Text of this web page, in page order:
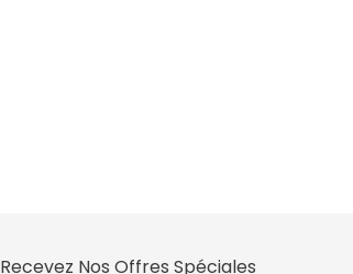
Recevez Nos Offres Spéciales